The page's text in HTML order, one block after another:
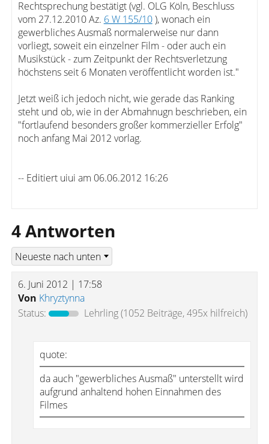
Rechtsprechung bestätigt (vgl. OLG Köln, Beschluss
vom 27.12.2010 Az. 6 W 155/10), wonach ein
gewerbliches Ausmaß normalerweise nur dann
vorliegt, soweit ein einzelner Film - oder auch ein
Musikstück - zum Zeitpunkt der Rechtsverletzung
höchstens seit 6 Monaten veröffentlicht worden ist."
Jetzt weiß ich jedoch nicht, wie gerade das Ranking
steht und ob, wie in der Abmahnugn beschrieben, ein
"fortlaufend besonders großer kommerzieller Erfolg"
noch anfang Mai 2012 vorlag.
-- Editiert uiui am 06.06.2012 16:26
4 Antworten
6. Juni 2012 | 17:58
Von Khryztynna
Status:
Lehrling(1052 Beiträge, 495x hilfreich)
quote:
da auch "gewerbliches Ausmaß" unterstellt wird
aufgrund anhaltend hohen Einnahmen des
Filmes